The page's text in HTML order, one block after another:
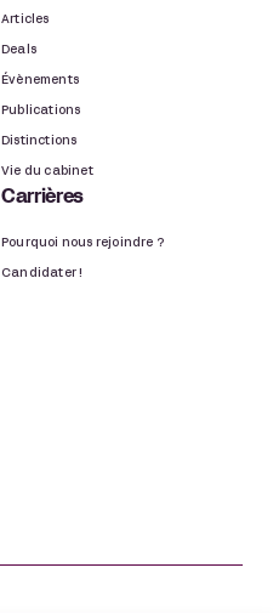
Articles
Deals
Évènements
Publications
Distinctions
Vie du cabinet
Carrières
Pourquoi nous rejoindre ?
Candidater !